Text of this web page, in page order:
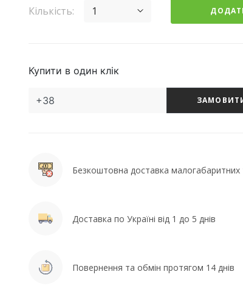
Кількість: 1
Купити в один клік
Безкоштовна доставка малогабаритних
Доставка по Україні від 1 до 5 днів
Повернення та обмін протягом 14 днів